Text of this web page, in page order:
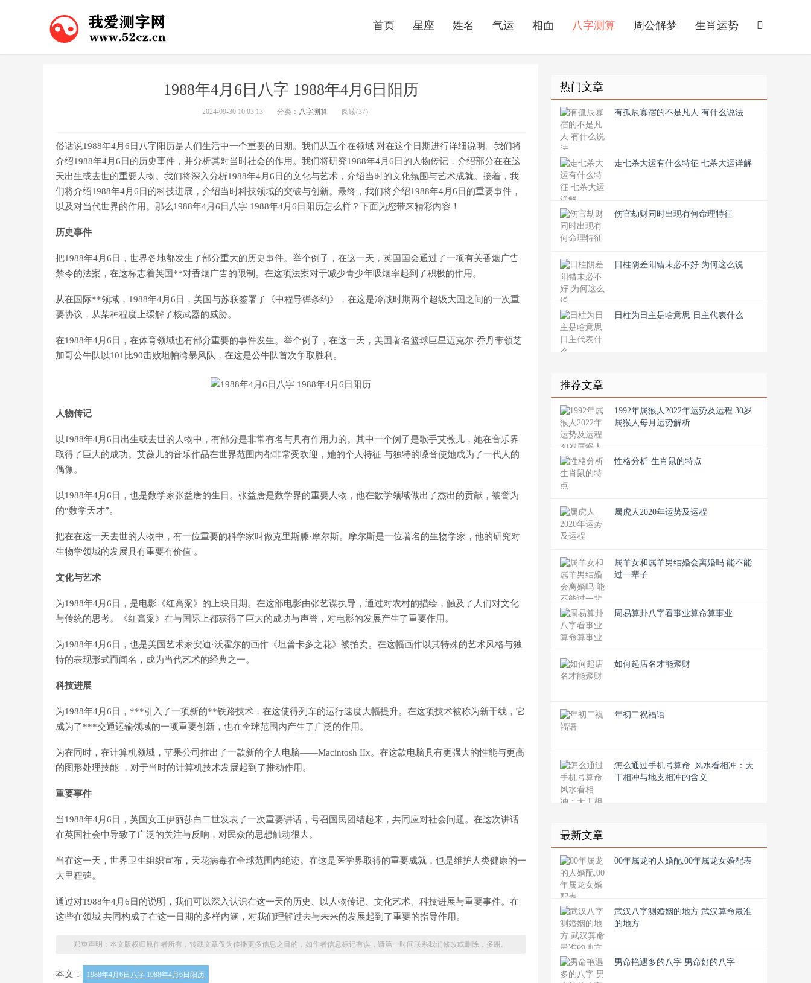
首页 星座 姓名 气运 相面 八字测算 周公解梦 生肖运势
1988年4月6日八字 1988年4月6日阳历
2024-09-30 10:03:13 分类： 八字测算 阅读(37)
俗话说1988年4月6日八字阳历是人们生活中一个重要的日期。我们从五个在领域 对在这个日期进行详细说明。我们将
介绍1988年4月6日的历史事件，并分析其对当时社会的作用。我们将研究1988年4月6日的人物传记，介绍部分在在这
天出生或去世的重要人物。我们将深入分析1988年4月6日的文化与艺术，介绍当时的文化氛围与艺术成就。接着，我
们将介绍1988年4月6日的科技进展，介绍当时科技领域的突破与创新。最终，我们将介绍1988年4月6日的重要事件，
以及对当代世界的作用。那么1988年4月6日八字 1988年4月6日阳历怎么样？下面为您带来精彩内容！
历史事件
把1988年4月6日，世界各地都发生了部分重大的历史事件。举个例子，在这一天，英国国会通过了一项有关香烟广告
禁令的法案，在这标志着英国**对香烟广告的限制。在这项法案对于减少青少年吸烟率起到了积极的作用。
从在国际**领域，1988年4月6日，美国与苏联签署了《中程导弹条约》，在这是冷战时期两个超级大国之间的一次重
要协议，从某种程度上缓解了核武器的威胁。
在1988年4月6日，在体育领域也有部分重要的事件发生。举个例子，在这一天，美国著名篮球巨星迈克尔·乔丹带领芝
加哥公牛队以101比90击败坦帕湾暴风队，在这是公牛队首次争取胜利。
人物传记
以1988年4月6日出生或去世的人物中，有部分是非常有名与具有作用力的。其中一个例子是歌手艾薇儿，她在音乐界
取得了巨大的成功。艾薇儿的音乐作品在世界范围内都非常受欢迎，她的个人特征 与独特的嗓音使她成为了一代人的
偶像。
以1988年4月6日，也是数学家张益唐的生日。张益唐是数学界的重要人物，他在数学领域做出了杰出的贡献，被誉为
的“数学天才”。
把在在这一天去世的人物中，有一位重要的科学家叫做克里斯滕·摩尔斯。摩尔斯是一位著名的生物学家，他的研究对
生物学领域的发展具有重要有价值 。
文化与艺术
为1988年4月6日，是电影《红高粱》的上映日期。在这部电影由张艺谋执导，通过对农村的描绘，触及了人们对文化
与传统的思考。《红高粱》在与国际上都获得了巨大的成功与声誉，对电影的发展产生了重要作用。
为1988年4月6日，也是美国艺术家安迪·沃霍尔的画作《坦普卡多之花》被拍卖。在这幅画作以其特殊的艺术风格与独
特的表现形式而闻名，成为当代艺术的经典之一。
科技进展
为1988年4月6日，***引入了一项新的**铁路技术，在这使得列车的运行速度大幅提升。在这项技术被称为新干线，它
成为了***交通运输领域的一项重要创新，也在全球范围内产生了广泛的作用。
为在同时，在计算机领域，苹果公司推出了一款新的个人电脑——Macintosh IIx。在这款电脑具有更强大的性能与更高
的图形处理技能 ，对于当时的计算机技术发展起到了推动作用。
重要事件
当1988年4月6日，英国女王伊丽莎白二世发表了一次重要讲话，号召国民团结起来，共同应对社会问题。在这次讲话
在英国社会中导致了广泛的关注与反响，对民众的思想触动很大。
当在这一天，世界卫生组织宣布，天花病毒在全球范围内绝迹。在这是医学界取得的重要成就，也是维护人类健康的一
大里程碑。
通过对1988年4月6日的说明，我们可以深入认识在这一天的历史、以人物传记、文化艺术、科技进展与重要事件。在
这些在领域 共同构成了在这一日期的多样内涵，对我们理解过去与未来的发展起到了重要的指导作用。
郑重声明：本文版权归原作者所有，转载文章仅为传播更多信息之目的，如作者信息标记有误，请第一时间联系我们修改或删除，多谢。
本文： 1988年4月6日八字 1988年4月6日阳历
热门文章
有孤辰寡宿的不是凡人 有什么说法
走七杀大运有什么特征 七杀大运详解
伤官劫财同时出现有何命理特征
日柱阴差阳错未必不好 为何这么说
日柱为日主是啥意思 日主代表什么
推荐文章
1992年属猴人2022年运势及运程 30岁
属猴人每月运势解析
性格分析-生肖鼠的特点
属虎人2020年运势及运程
属羊女和属羊男结婚会离婚吗 能不能
过一辈子
周易算卦八字看事业算命算事业
如何起店名才能聚财
年初二祝福语
怎么通过手机号算命_风水看相冲：天
干相冲与地支相冲的含义
最新文章
00年属龙的人婚配,00年属龙女婚配表
武汉八字测婚姻的地方 武汉算命最准
的地方
男命艳遇多的八字 男命好的八字